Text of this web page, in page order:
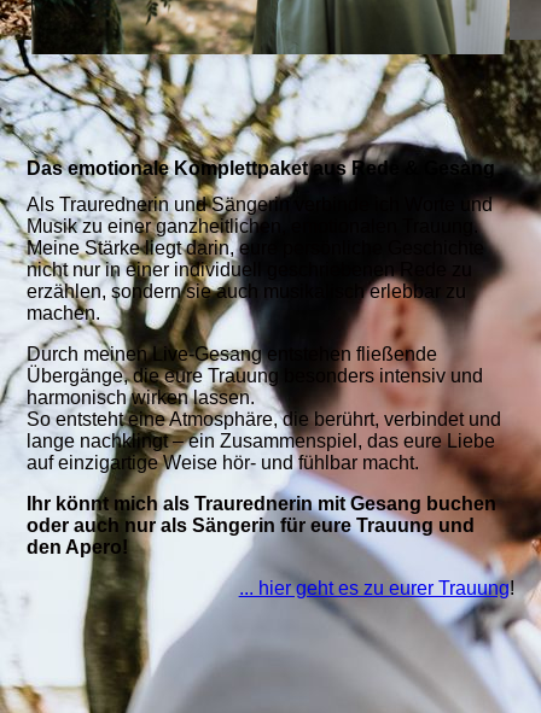
Das emotionale Komplettpaket aus Rede & Gesang
Als Traurednerin und Sängerin verbinde ich Worte und
Musik zu einer ganzheitlichen, emotionalen Trauung.
Meine Stärke liegt darin, eure persönliche Geschichte
nicht nur in einer individuell geschriebenen Rede zu
erzählen, sondern sie auch musikalisch erlebbar zu
machen.
Durch meinen Live-Gesang entstehen fließende
Übergänge, die eure Trauung besonders intensiv und
harmonisch wirken lassen.
So entsteht eine Atmosphäre, die berührt, verbindet und
lange nachklingt – ein Zusammenspiel, das eure Liebe
auf einzigartige Weise hör- und fühlbar macht.
Ihr könnt mich als Traurednerin mit Gesang buchen
oder auch nur als Sängerin für eure Trauung und
den Apero!
... hier geht es zu eurer Trauung!